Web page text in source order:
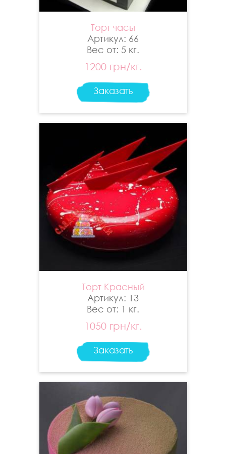
Торт часы
Артикул: 66
Вес от: 5 кг.
1200 грн/кг.
Заказать
Торт Красный
Артикул: 13
Вес от: 1 кг.
1050 грн/кг.
Заказать